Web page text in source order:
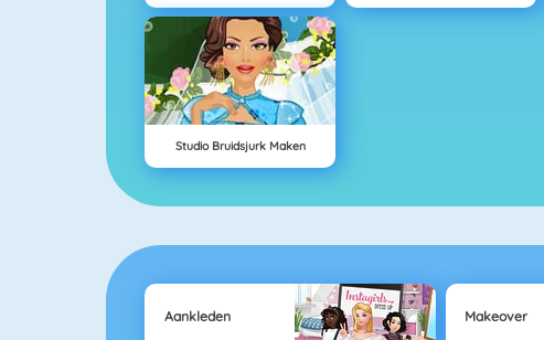
Studio Bruidsjurk Maken
Aankleden Makeover